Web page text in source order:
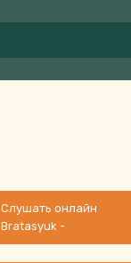
Слушать онлайн
Bratasyuk -
Драгоценно